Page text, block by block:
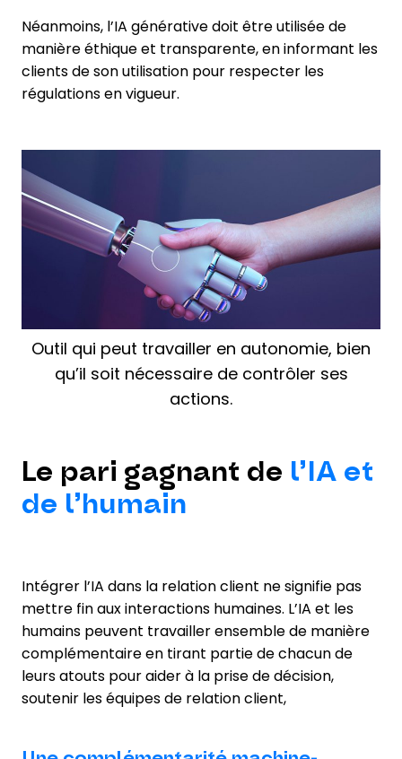
Néanmoins, l’IA générative doit être utilisée de
manière éthique et transparente, en informant les
clients de son utilisation pour respecter les
régulations en vigueur.
Outil qui peut travailler en autonomie, bien
qu’il soit nécessaire de contrôler ses
actions.
Le pari gagnant de l’IA et
de l’humain
Intégrer l’IA dans la relation client ne signifie pas
mettre fin aux interactions humaines. L’IA et les
humains peuvent travailler ensemble de manière
complémentaire en tirant partie de chacun de
leurs atouts pour aider à la prise de décision,
soutenir les équipes de relation client,